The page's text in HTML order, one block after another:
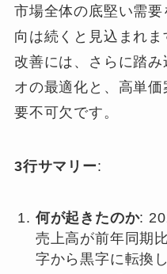
市場全体の底堅い需
向は続くと見込まれ
改善には、さらに踏
オの最適化と、高単
要不可欠です。
3行サマリー:
何が起きたのか:
売上高が前年同期
字から黒字に転換